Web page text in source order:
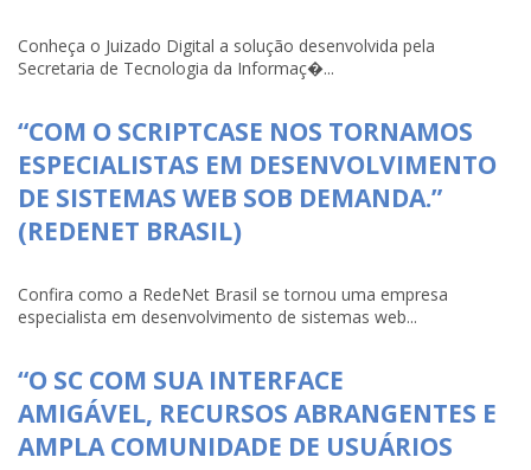
Conheça o Juizado Digital a solução desenvolvida pela
Secretaria de Tecnologia da Informaç�...
“COM O SCRIPTCASE NOS TORNAMOS
ESPECIALISTAS EM DESENVOLVIMENTO
DE SISTEMAS WEB SOB DEMANDA.”
(REDENET BRASIL)
Confira como a RedeNet Brasil se tornou uma empresa
especialista em desenvolvimento de sistemas web...
“O SC COM SUA INTERFACE
AMIGÁVEL, RECURSOS ABRANGENTES E
AMPLA COMUNIDADE DE USUÁRIOS